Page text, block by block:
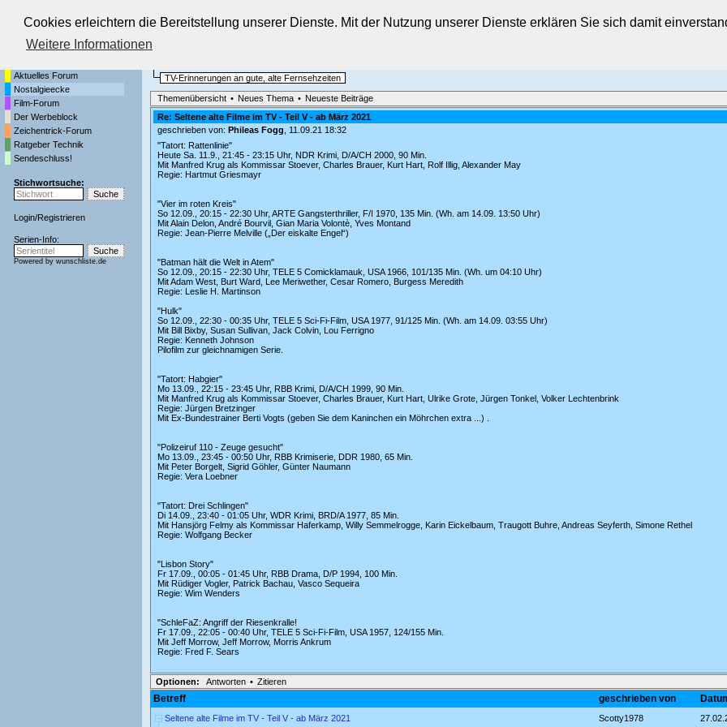
Cookies erleichtern die Bereitstellung unserer Dienste. Mit der Nutzung unserer Dienste erklären Sie sich damit
Weitere Informationen
Die Fernseh-Diskussionsforen von
Aktuelles Forum
Nostalgieecke
Film-Forum
Der Werbeblock
Zeichentrick-Forum
Ratgeber Technik
Sendeschluss!
Stichwortsuche:
Login/Registrieren
Serien-Info:
Powered by wunschliste.de
TV-Erinnerungen an gute, alte Fernsehzeiten
Themenübersicht • Neues Thema • Neueste Beiträge
Re: Seltene alte Filme im TV - Teil V - ab März 2021
geschrieben von: Phileas Fogg, 11.09.21 18:32
"Tatort: Rattenlinie"
Heute Sa. 11.9., 21:45 - 23:15 Uhr, NDR Krimi, D/A/CH 2000, 90 Min.
Mit Manfred Krug als Kommissar Stoever, Charles Brauer, Kurt Hart, Rolf Illig, Alexander May
Regie: Hartmut Griesmayr
"Vier im roten Kreis"
So 12.09., 20:15 - 22:30 Uhr, ARTE Gangsterthriller, F/I 1970, 135 Min. (Wh. am 14.09. 13:50 Uhr)
Mit Alain Delon, André Bourvil, Gian Maria Volontè, Yves Montand
Regie: Jean-Pierre Melville („Der eiskalte Engel“)
"Batman hält die Welt in Atem"
So 12.09., 20:15 - 22:30 Uhr, TELE 5 Comicklamauk, USA 1966, 101/135 Min. (Wh. um 04:10 Uhr)
Mit Adam West, Burt Ward, Lee Meriwether, Cesar Romero, Burgess Meredith
Regie: Leslie H. Martinson
"Hulk"
So 12.09., 22:30 - 00:35 Uhr, TELE 5 Sci-Fi-Film, USA 1977, 91/125 Min. (Wh. am 14.09. 03:55 Uhr)
Mit Bill Bixby, Susan Sullivan, Jack Colvin, Lou Ferrigno
Regie: Kenneth Johnson
Pilofilm zur gleichnamigen Serie.
"Tatort: Habgier"
Mo 13.09., 22:15 - 23:45 Uhr, RBB Krimi, D/A/CH 1999, 90 Min.
Mit Manfred Krug als Kommissar Stoever, Charles Brauer, Kurt Hart, Ulrike Grote, Jürgen Tonkel, Volker Lechtenbrink
Regie: Jürgen Bretzinger
Mit Ex-Bundestrainer Berti Vogts (geben Sie dem Kaninchen ein Möhrchen extra ...) .
"Polizeiruf 110 - Zeuge gesucht"
Mo 13.09., 23:45 - 00:50 Uhr, RBB Krimiserie, DDR 1980, 65 Min.
Mit Peter Borgelt, Sigrid Göhler, Günter Naumann
Regie: Vera Loebner
"Tatort: Drei Schlingen"
Di 14.09., 23:40 - 01:05 Uhr, WDR Krimi, BRD/A 1977, 85 Min.
Mit Hansjörg Felmy als Kommissar Haferkamp, Willy Semmelrogge, Karin Eickelbaum, Traugott Buhre, Andreas Seyferth, Simone Rethel
Regie: Wolfgang Becker
"Lisbon Story"
Fr 17.09., 00:05 - 01:45 Uhr, RBB Drama, D/P 1994, 100 Min.
Mit Rüdiger Vogler, Patrick Bachau, Vasco Sequeira
Regie: Wim Wenders
"SchleFaZ: Angriff der Riesenkralle!
Fr 17.09., 22:05 - 00:40 Uhr, TELE 5 Sci-Fi-Film, USA 1957, 124/155 Min.
Mit Jeff Morrow, Jeff Morrow, Morris Ankrum
Regie: Fred F. Sears
Optionen: Antworten • Zitieren
Betreff geschrieben von
Seltene alte Filme im TV - Teil V - ab März 2021 Scotty1978